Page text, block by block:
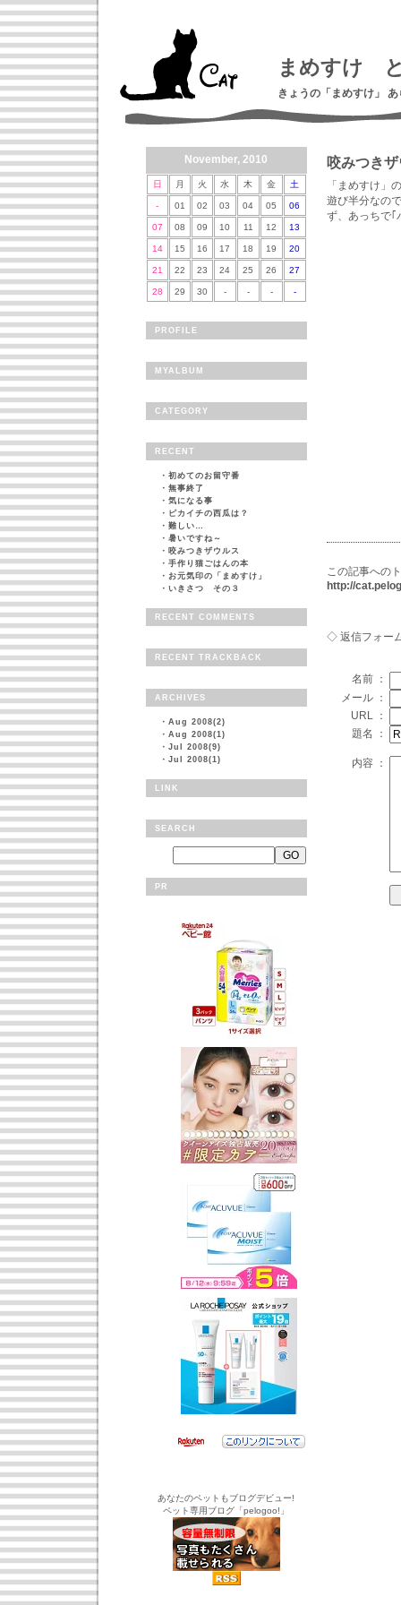
まめすけ
きょうの「まめすけ」
November, 2010
日 月 火 水 木 金 土
- 01 02 03 04 05 06
07 08 09 10 11 12 13
14 15 16 17 18 19 20
21 22 23 24 25 26 27
28 29 30 - - - -
PROFILE
MYALBUM
CATEGORY
RECENT
・ 初めてのお留守番
・ 無事終了
・ 気になる事
・ ピカイチの西瓜は？
・ 難しい…
・ 暑いですね～
・ 咬みつきザウルス
・ 手作り猫ごはんの本
・ お元気印の「まめすけ」
・ いきさつ その３
RECENT COMMENTS
RECENT TRACKBACK
ARCHIVES
・ Aug 2008(2)
・ Aug 2008(1)
・ Jul 2008(9)
・ Jul 2008(1)
LINK
SEARCH
PR
あなたのペットもブログデビュー!
ペット専用ブログ「pelogoo!」
咬みつき
「まめすけ」
遊び半分なの
ず、あっちで｢
この記事への
http://
◇ 返信フォー
名前 ：
メール ：
URL ：
題名 ：
内容 ：